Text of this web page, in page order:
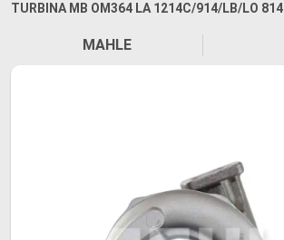
TURBINA MB OM364 LA 1214C/914/LB/LO 814
MAHLE